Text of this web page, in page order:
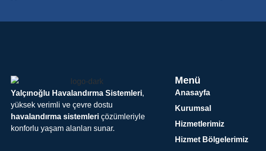
Yalçınoğlu Havalandırma Sistemleri,
yüksek verimli ve çevre dostu
havalandırma sistemleri çözümleriyle
konforlu yaşam alanları sunar.
Menü
Anasayfa
Kurumsal
Hizmetlerimiz
Hizmet Bölgelerimiz